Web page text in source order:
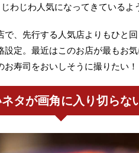
わじわ人気になってきているよ
、先行する人気店よりもひと
定。最近はこのお店が最もお
寿司をおいしそうに撮りたい！
タが画角に入り切らな